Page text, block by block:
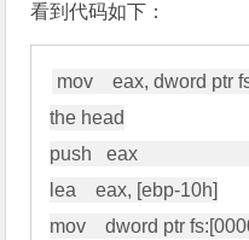
看到代码如下：
mov    eax, dword ptr
the head
push   eax
lea    eax, [ebp-10h]
mov    dword ptr